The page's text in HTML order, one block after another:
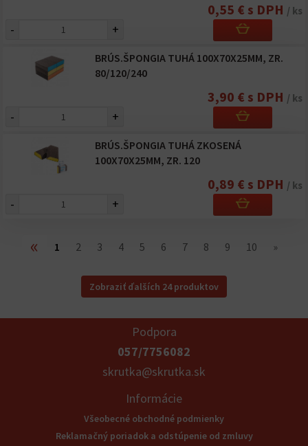
0,55 € s DPH / ks
- +
BRÚS.ŠPONGIA TUHÁ 100X70X25MM, ZR.
80/120/240
3,90 € s DPH / ks
- +
BRÚS.ŠPONGIA TUHÁ ZKOSENÁ
100X70X25MM, ZR. 120
0,89 € s DPH / ks
- +
« 1 2 3 4 5 6 7 8 9 10 »
Zobraziť ďalších 24 produktov
Podpora
057/7756082
skrutka@skrutka.sk
Informácie
Všeobecné obchodné podmienky
Reklamačný poriadok a odstúpenie od zmluvy